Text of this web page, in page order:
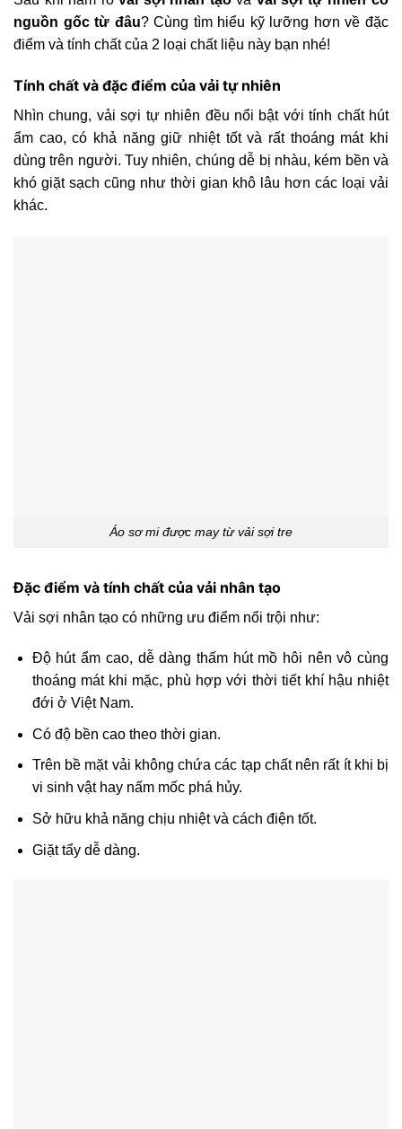
nguồn gốc từ đâu? Cùng tìm hiểu kỹ lưỡng hơn về đặc
điểm và tính chất của 2 loại chất liệu này bạn nhé!
Tính chất và đặc điểm của vải tự nhiên
Nhìn chung, vải sợi tự nhiên đều nổi bật với tính chất hút
ẩm cao, có khả năng giữ nhiệt tốt và rất thoáng mát khi
dùng trên người. Tuy nhiên, chúng dễ bị nhàu, kém bền và
khó giặt sạch cũng như thời gian khô lâu hơn các loại vải
khác.
Áo sơ mi được may từ vải sợi tre
Đặc điểm và tính chất của vải nhân tạo
Vải sợi nhân tạo có những ưu điểm nổi trội như:
Độ hút ẩm cao, dễ dàng thấm hút mồ hôi nên vô cùng
thoáng mát khi mặc, phù hợp với thời tiết khí hậu nhiệt
đới ở Việt Nam.
Có độ bền cao theo thời gian.
Trên bề mặt vải không chứa các tạp chất nên rất ít khi bị
vi sinh vật hay nấm mốc phá hủy.
Sở hữu khả năng chịu nhiệt và cách điện tốt.
Giặt tẩy dễ dàng.